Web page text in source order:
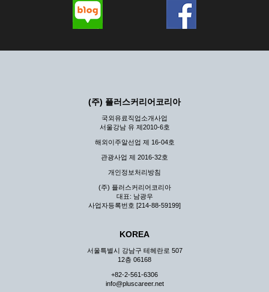
④ 회사는 제 2항 및 제 3항의 사유로 서비스의 제공이 일시
적으로 중지됨으로 인해 이용자 또는 제 3자가 입은 손해에
대하여 배상하지 않습니다.
제3장 권리 및 의무
① 회사는 특별한 사정이 없는 한 이용자가 신청한 후 즉시
서비스를 이용할 수 있도록 하고 계속적, 안정적으로 서비스
를 제공할 수 있도록 최선의 노력을 다하여야 합니다.
② 회사는 이용자의 개인 신상 정보를 본인의 승낙 없이 타
인에게 누설, 배포하여서는 안됩니다. 다만, 관계법령에 의
하여 국가기관 등의 합법적인 요구가 있는 경우에는 해당 되
③ 회사는 이용자로부터 제기되는 의견이나 불만이 정당하
다고 인정할 경우에는 즉시 처리하여야 하며, 즉시 처리가
곤란한 경우 그 처리를 위해 노력해야 합니다.
① 회원은 ID와 비밀 번호에 관한 모든 관리의 책임이 있으
며 자신의 ID가 부정하게 사용된 경우, 이용자는 반드시 회
사에 그 사실을 통보해야 합니다.
② 회원은 이용신청서의 기재내용 중 변경된 내용이 있는 경
우 서비스를 통하여 그 내용을 회사에 통지하여야 합니다.
(주) 플러스커리어코리아
국외유료직업소개사업
서울강남 유 제2010-6호
해외이주알선업 제 16-04호
관광사업 제 2016-32호
개인정보처리방침
(주) 플러스커리어코리아
대표: 남광우
사업자등록번호 [214-88-59199]
KOREA
서울특별시 강남구 테헤란로 507
12층 06168
+82-2-561-6306
info@pluscareer.net